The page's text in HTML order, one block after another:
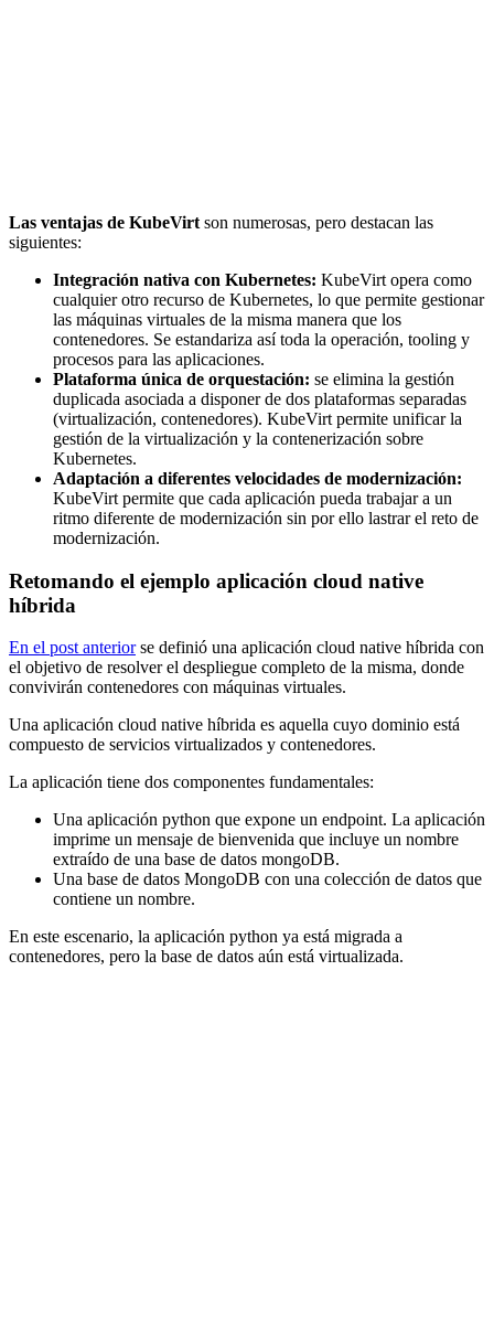
Las ventajas de KubeVirt son numerosas, pero destacan las
siguientes:
Integración nativa con Kubernetes: KubeVirt opera como
cualquier otro recurso de Kubernetes, lo que permite gestionar
las máquinas virtuales de la misma manera que los
contenedores. Se estandariza así toda la operación, tooling y
procesos para las aplicaciones.
Plataforma única de orquestación: se elimina la gestión
duplicada asociada a disponer de dos plataformas separadas
(virtualización, contenedores). KubeVirt permite unificar la
gestión de la virtualización y la contenerización sobre
Kubernetes.
Adaptación a diferentes velocidades de modernización:
KubeVirt permite que cada aplicación pueda trabajar a un
ritmo diferente de modernización sin por ello lastrar el reto de
modernización.
Retomando el ejemplo aplicación cloud native
híbrida
En el post anteriorse definió una aplicación cloud native híbrida con
el objetivo de resolver el despliegue completo de la misma, donde
convivirán contenedores con máquinas virtuales.
Una aplicación cloud native híbrida es aquella cuyo dominio está
compuesto de servicios virtualizados y contenedores.
La aplicación tiene dos componentes fundamentales:
Una aplicación python que expone un endpoint. La aplicación
imprime un mensaje de bienvenida que incluye un nombre
extraído de una base de datos mongoDB.
Una base de datos MongoDB con una colección de datos que
contiene un nombre.
En este escenario, la aplicación python ya está migrada a
contenedores, pero la base de datos aún está virtualizada.